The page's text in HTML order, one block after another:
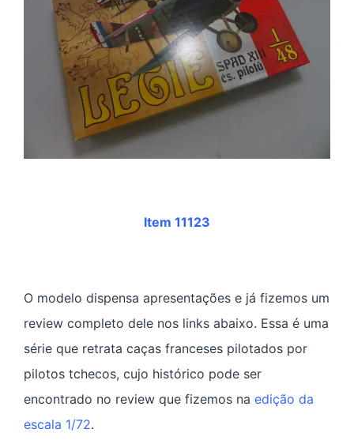
Item 11123
O modelo dispensa apresentações e já fizemos um
review completo dele nos links abaixo. Essa é uma
série que retrata caças franceses pilotados por
pilotos tchecos, cujo histórico pode ser
encontrado no review que fizemos na edição da
escala 1/72.